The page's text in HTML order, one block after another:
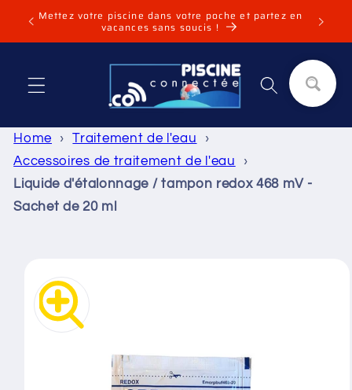
passer
Mettez votre piscine dans votre poche et partez en
vacances sans soucis !
Panier
Home › Traitement de l'eau
›
Accessoires de traitement de l'eau
›
Liquide d'étalonnage / tampon redox 468 mV -
Sachet de 20 ml
informations
produits